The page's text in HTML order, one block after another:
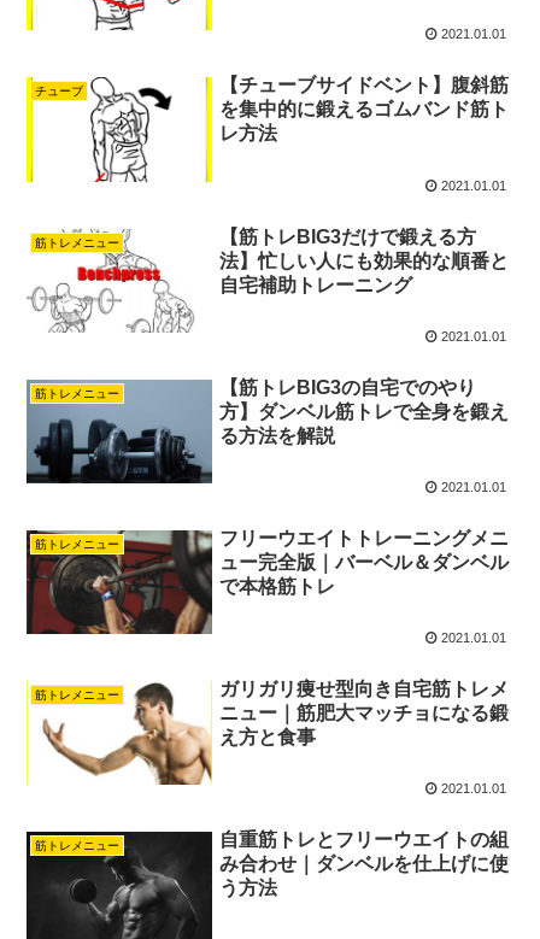
2021.01.01
チューブ
【チューブサイドベント】腹斜筋
を集中的に鍛えるゴムバンド筋ト
レ方法
2021.01.01
筋トレメニュー
【筋トレBIG3だけで鍛える方
法】忙しい人にも効果的な順番と
自宅補助トレーニング
2021.01.01
筋トレメニュー
【筋トレBIG3の自宅でのやり
方】ダンベル筋トレで全身を鍛え
る方法を解説
2021.01.01
筋トレメニュー
フリーウエイトトレーニングメニ
ュー完全版｜バーベル＆ダンベル
で本格筋トレ
2021.01.01
筋トレメニュー
ガリガリ痩せ型向き自宅筋トレメ
ニュー｜筋肥大マッチョになる鍛
え方と食事
2021.01.01
筋トレメニュー
自重筋トレとフリーウエイトの組
み合わせ｜ダンベルを仕上げに使
う方法